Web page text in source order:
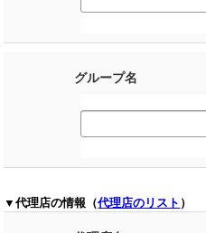
グループ名
▼代理店の情報（代理店のリスト ）